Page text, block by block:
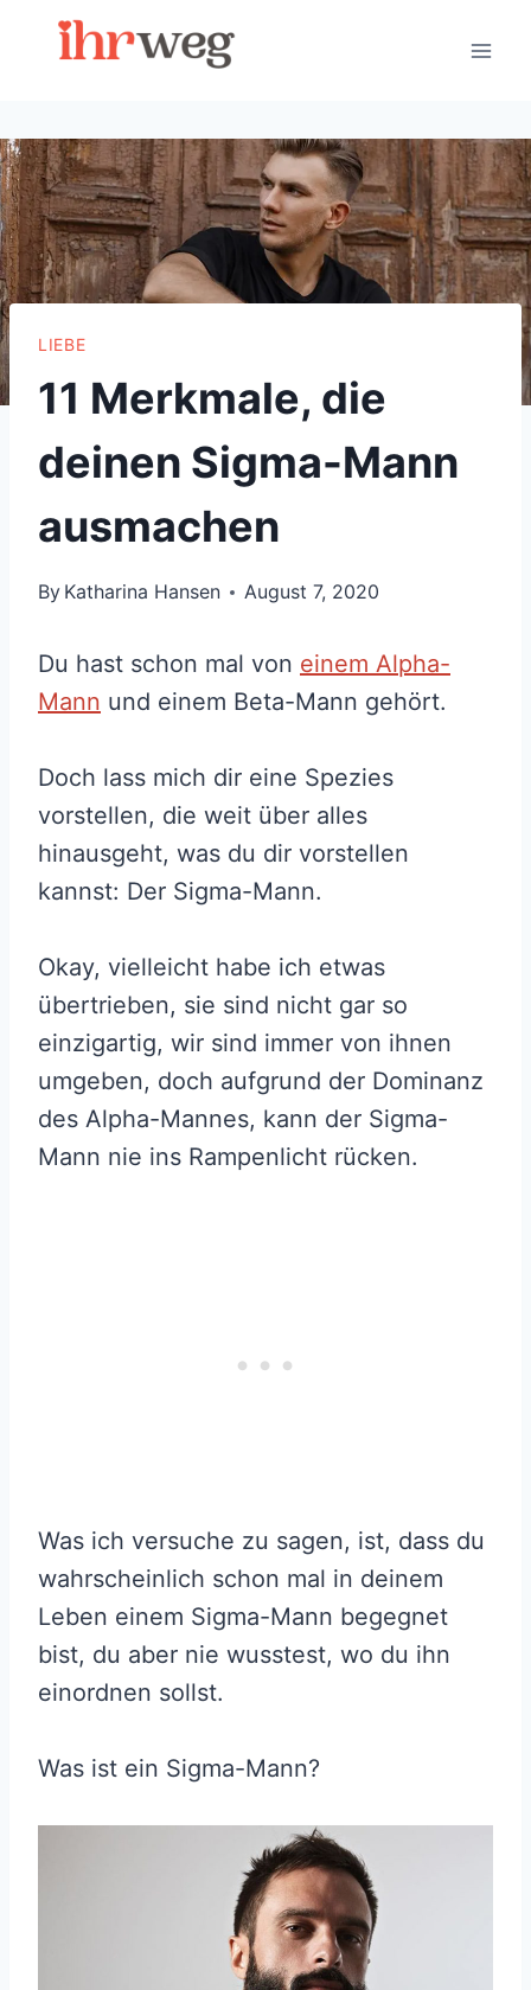
LIEBE
11 Merkmale, die
deinen Sigma-Mann
ausmachen
By Katharina Hansen August 7, 2020
Du hast schon mal von einem Alpha-
Mann und einem Beta-Mann gehört.
Doch lass mich dir eine Spezies
vorstellen, die weit über alles
hinausgeht, was du dir vorstellen
kannst: Der Sigma-Mann.
Okay, vielleicht habe ich etwas
übertrieben, sie sind nicht gar so
einzigartig, wir sind immer von ihnen
umgeben, doch aufgrund der Dominanz
des Alpha-Mannes, kann der Sigma-
Mann nie ins Rampenlicht rücken.
Was ich versuche zu sagen, ist, dass du
wahrscheinlich schon mal in deinem
Leben einem Sigma-Mann begegnet
bist, du aber nie wusstest, wo du ihn
einordnen sollst.
Was ist ein Sigma-Mann?